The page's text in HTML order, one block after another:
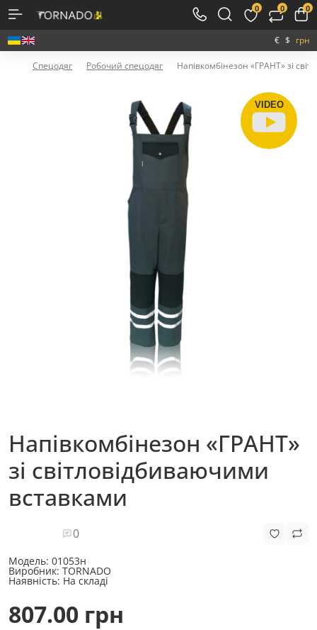
0 0 0
€ $ грн
Спецодяг Робочий спецодяг Напівкомбінезон «ГРАНТ» зі
VIDEO
Напівкомбінезон «ГРАНТ»
зі світловідбиваючими
вставками
0
Модель: 01053н
Виробник: TORNADO
Наявність: На складі
807.00 грн